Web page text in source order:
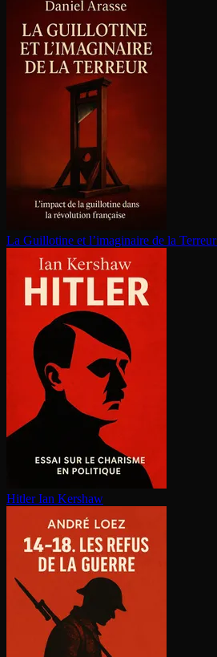
La Guillotine et l’imaginaire de la Terreur
Hitler Ian Kershaw